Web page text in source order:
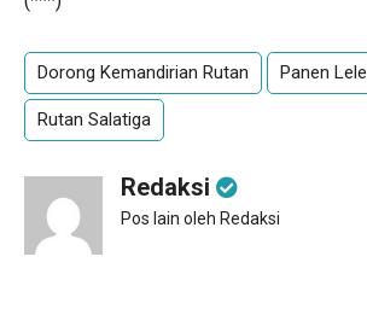
Dorong Kemandirian Rutan Panen Lele
Rutan Salatiga
Redaksi
Pos lain oleh Redaksi